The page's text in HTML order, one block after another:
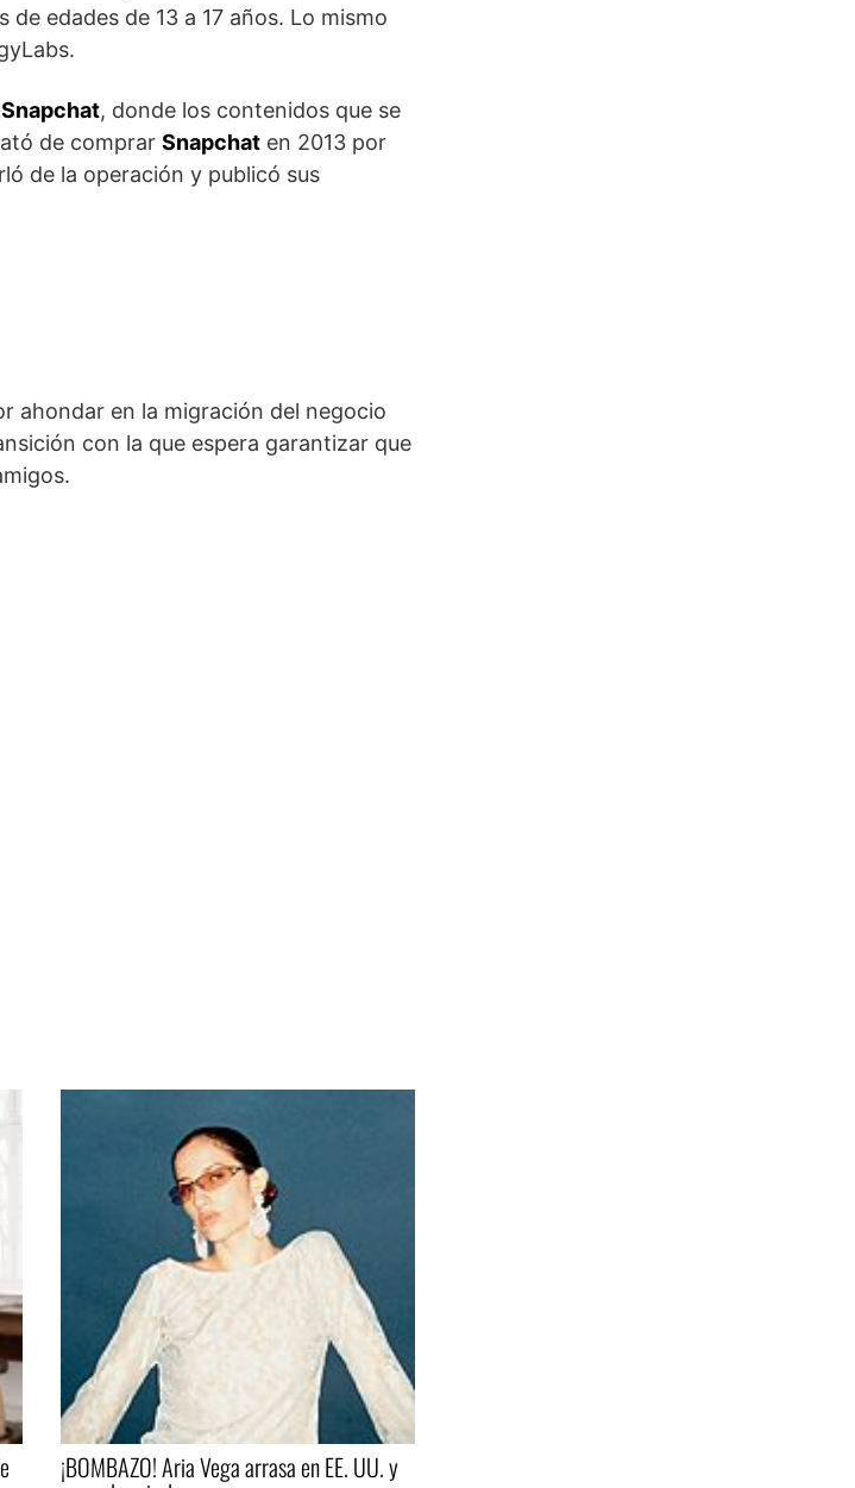
edades de 13 a 17 años. Lo mismo
Snapchat, donde los contenidos que se
de comprar Snapchat en 2013 por
de la operación y publicó sus
ahondar en la migración del negocio
con la que espera garantizar que
¡BOMBAZO! Aria Vega arrasa en EE. UU. y